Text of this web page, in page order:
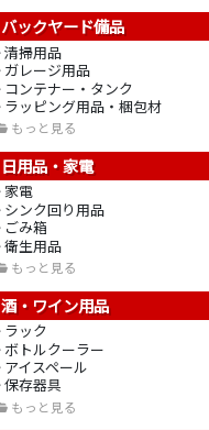
バックヤード備品
清掃用品
ガレージ用品
コンテナー・タンク
ラッピング用品・梱包材
もっと見る
日用品・家電
家電
シンク回り用品
ごみ箱
衛生用品
もっと見る
酒・ワイン用品
ラック
ボトルクーラー
アイスペール
保存器具
もっと見る